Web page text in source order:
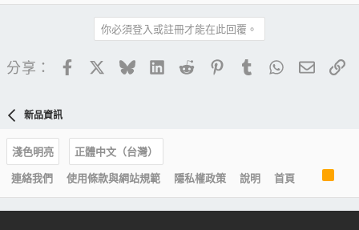
你必須登入或註冊才能在此回覆。
分享： FacebookBlueskyLinkedIn
Reddit PinterestTumblrWhatsApp
電子
新品資訊
淺色明亮
正體中文（台灣）
連絡我們
使用條款與網站規範 隱私權政策 說明 首頁
S